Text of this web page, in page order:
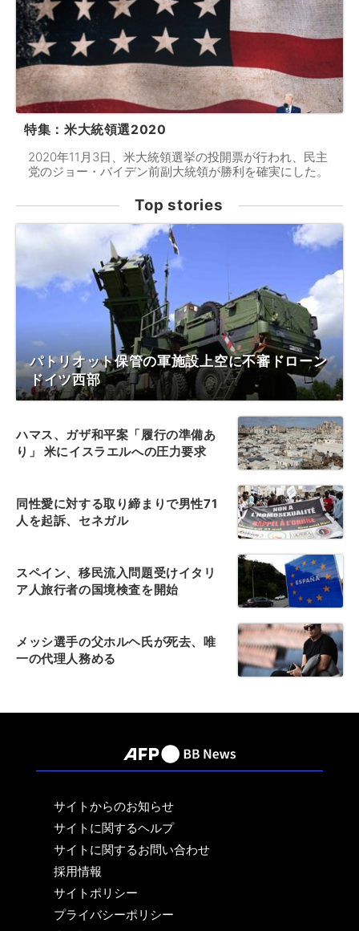
特集：米大統領選2020
2020年11月3日、米大統領選挙の投開票が行われ、民主
党のジョー・バイデン前副大統領が勝利を確実にした。
Top stories
パトリオット保管の軍施設上空に不審ドローン
ドイツ西部
ハマス、ガザ和平案「履行の準備あ
り」 米にイスラエルへの圧力要求
同性愛に対する取り締まりで男性71
人を起訴、セネガル
スペイン、移民流入問題受けイタリ
ア人旅行者の国境検査を開始
メッシ選手の父ホルヘ氏が死去、唯
一の代理人務める
サイトからのお知らせ
サイトに関するヘルプ
サイトに関するお問い合わせ
採用情報
サイトポリシー
プライバシーポリシー